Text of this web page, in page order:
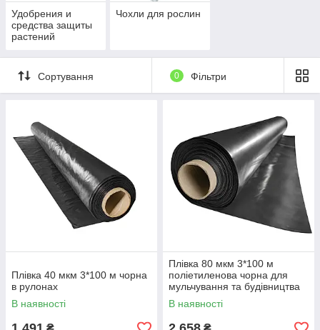
Удобрения и
средства защиты
растений
Чохли для рослин
Сортування 0 Фільтри
Плівка 40 мкм 3*100 м чорна
в рулонах
В наявності
Плівка 80 мкм 3*100 м
поліетиленова чорна для
мульчування та будівництва
В наявності